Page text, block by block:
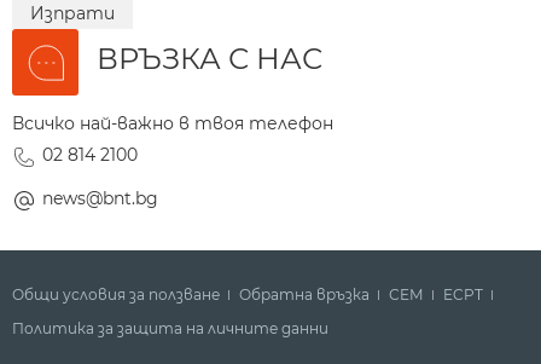
Изпрати
ВРЪЗКА С НАС
Всичко най-важно в твоя телефон
02 814 2100
news@bnt.bg
Общи условия за ползване Обратна връзка СЕМ
ECPT
Политика за защита на личните данни